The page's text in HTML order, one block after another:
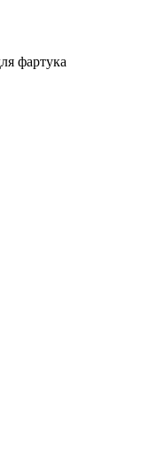
фартука